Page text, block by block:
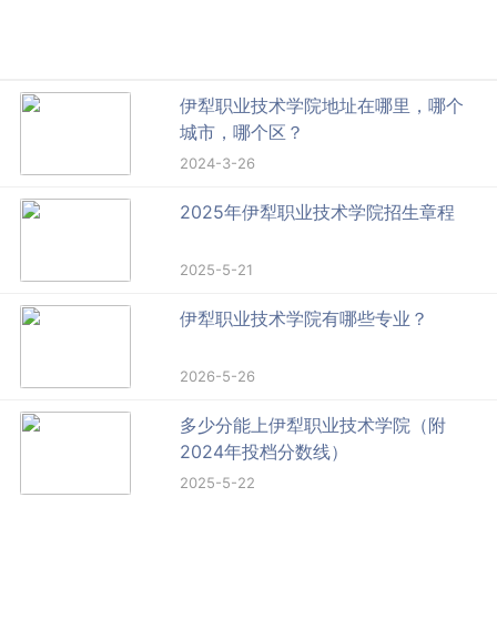
伊犁职业技术学院地址在哪里，哪个
城市，哪个区？
2024-3-26
2025年伊犁职业技术学院招生章程
2025-5-21
伊犁职业技术学院有哪些专业？
2026-5-26
多少分能上伊犁职业技术学院（附
2024年投档分数线）
2025-5-22